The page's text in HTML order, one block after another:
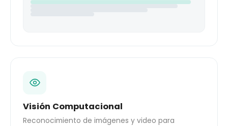
Visión Computacional
Reconocimiento de imágenes y video para